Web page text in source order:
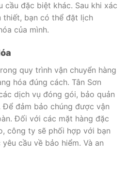
cầu đặc biệt khác. Sau khi xác
thiết, bạn có thể đặt lịch
của mình.
quy trình vận chuyển hàng
hóa đúng cách. Tân Sơn
dịch vụ đóng gói, bảo quản
Để đảm bảo chúng được vận
Đối với các mặt hàng đặc
công ty sẽ phối hợp với bạn
cầu về bảo hiểm. Và an